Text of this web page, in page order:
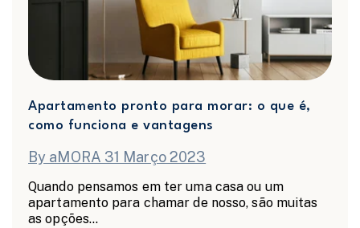
Apartamento pronto para morar: o que é,
como funciona e vantagens
By aMORA 31 Março 2023
Quando pensamos em ter uma casa ou um
apartamento para chamar de nosso, são muitas
as opções...